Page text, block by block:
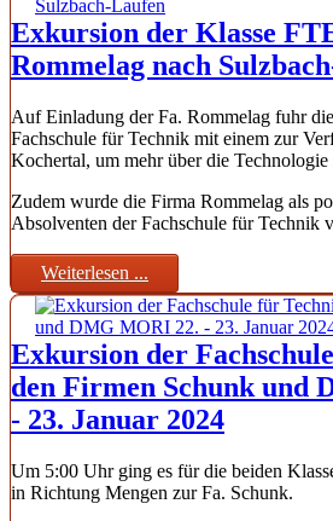
Exkursion der Klasse
Rommelag nach
Auf Einladung der Fa. Rommelag fuhr
Fachschule für Technik mit einem zur
Kochertal, um mehr über die Technologie
Zudem wurde die Firma Rommelag als
Absolventen der Fachschule für Technik
Weiterlesen ...
Exkursion der
den Firmen Schunk und
- 23. Januar 2024
Um 5:00 Uhr ging es für die beiden
in Richtung Mengen zur Fa. Schunk.